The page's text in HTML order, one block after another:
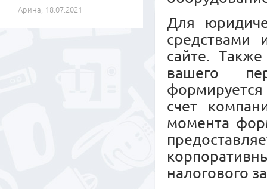
Для
средствами
сайте.
вашего
счет
момента
налогового
Арина,
18.07.2021